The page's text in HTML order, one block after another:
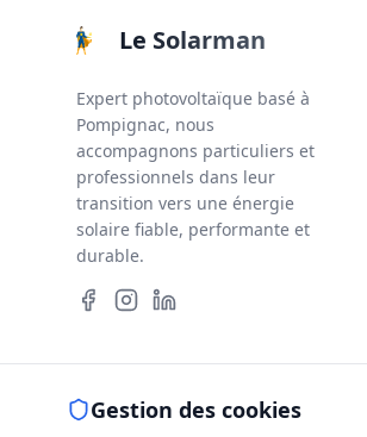
Le Solarman
Expert photovoltaïque basé à
Pompignac, nous
accompagnons particuliers et
professionnels dans leur
transition vers une énergie
solaire fiable, performante et
durable.
Gestion des cookies